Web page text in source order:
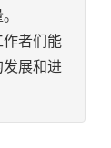
者们能
展和进